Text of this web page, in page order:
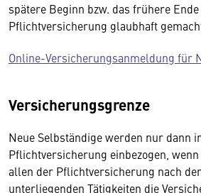
spätere Beginn bzw. das frühere
Pflichtversicherung glaubhaft
Online-Versicherungsanmeldung für
Versicherungsgrenze
Neue Selbständige werden nur dann
Pflichtversicherung einbezogen,
allen der Pflichtversicherung nach
unterliegenden Tätigkeiten die